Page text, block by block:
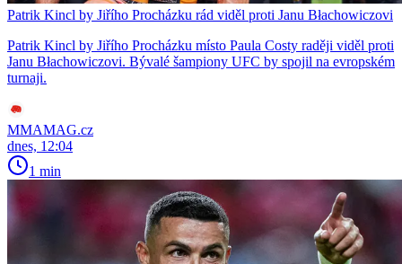
Patrik Kincl by Jiřího Procházku rád viděl proti Janu Błachowiczovi
Patrik Kincl by Jiřího Procházku místo Paula Costy raději viděl proti
Janu Błachowiczovi. Bývalé šampiony UFC by spojil na evropském
turnaji.
MMAMAG.cz
dnes, 12:04
1 min